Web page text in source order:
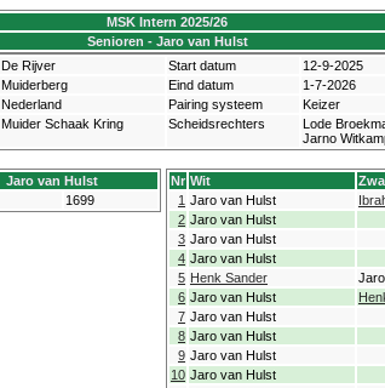
MSK Intern 2025/26
Senioren - Jaro van Hulst
De Rijver Start datum
12-9-2025
Muiderberg Eind datum
1-7-2026
Nederland Pairing systeem
Keizer
Muider Schaak Kring Scheidsrechters
Lode
Jarno
Jaro van Hulst
1699
Nr Wit
1 Jaro van Hulst
2 Jaro van Hulst
3 Jaro van Hulst
4 Jaro van Hulst
5 Henk Sander
6 Jaro van Hulst
7 Jaro van Hulst
8 Jaro van Hulst
9 Jaro van Hulst
10 Jaro van Hulst